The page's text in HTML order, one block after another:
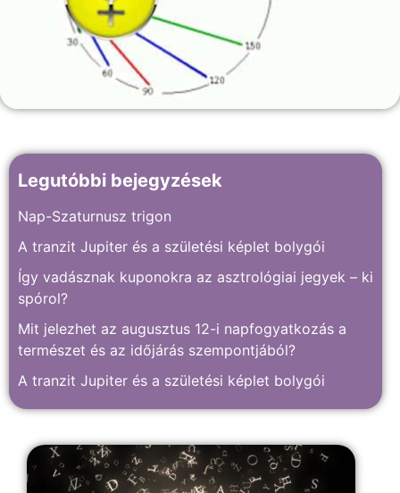
Legutóbbi bejegyzések
Nap-Szaturnusz trigon
A tranzit Jupiter és a születési képlet bolygói
Így vadásznak kuponokra az asztrológiai jegyek – ki
spórol?
Mit jelezhet az augusztus 12-i napfogyatkozás a
természet és az időjárás szempontjából?
A tranzit Jupiter és a születési képlet bolygói